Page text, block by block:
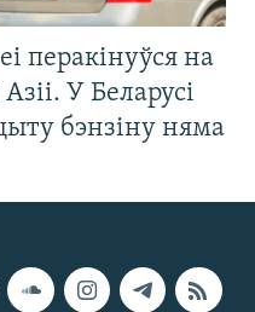
перакінуўся на
У Беларусі
бэнзіну няма